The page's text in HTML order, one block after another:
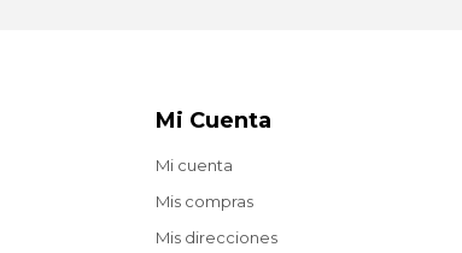
Mi Cuenta
Mi cuenta
Mis compras
Mis direcciones